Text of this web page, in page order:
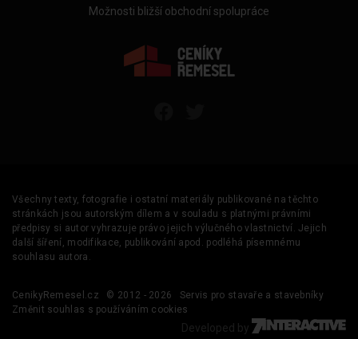
Možnosti bližší obchodní spolupráce
Všechny texty, fotografie i ostatní materiály publikované na těchto
stránkách jsou autorským dílem a v souladu s platnými právními
předpisy si autor vyhrazuje právo jejich výlučného vlastnictví. Jejich
další šíření, modifikace, publikování apod. podléhá písemnému
souhlasu autora.
CenikyRemesel.cz © 2012 - 2026
Servis pro stavaře a stavebníky
Změnit souhlas s používáním cookies
Developed by